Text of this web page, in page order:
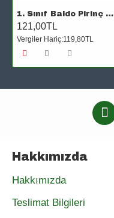
1. Sınıf Baldo Pirinç Gönen
121,00TL
Vergiler Hariç:119,80TL
Hakkımızda
Hakkımızda
Teslimat Bilgileri